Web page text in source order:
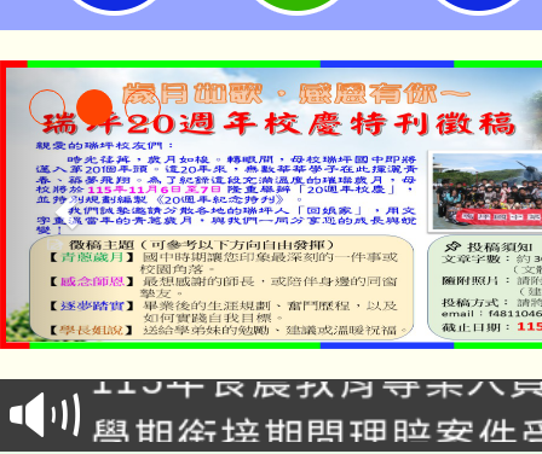
淨零綠生活教案入校路
會
115年食農教育專業人
程
學期銜接期間理賠案件